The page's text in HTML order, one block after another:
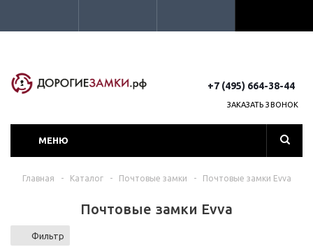
+7 (495) 664-38-44
ЗАКАЗАТЬ ЗВОНОК
МЕНЮ
Главная - Каталог - Почтовые замки - Почтовые замки Evva
Почтовые замки Evva
Фильтр